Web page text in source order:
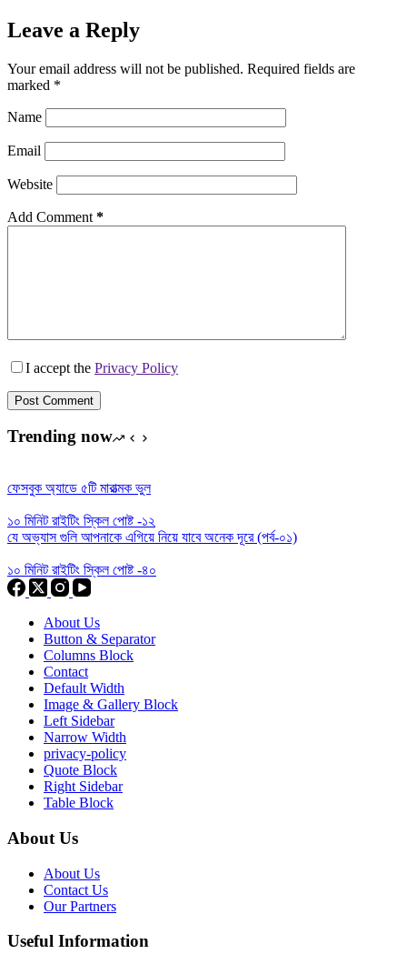
Leave a Reply
Your email address will not be published. Required fields are
marked *
Name
Email
Website
Add Comment *
I accept the Privacy Policy
Post Comment
Trending now
ফেসবুক অ্যাডে ৫টি মারাত্মক ভুল
১০ মিনিট রাইটিং স্কিল পোষ্ট -১২
যে অভ্যাস গুলি আপনাকে এগিয়ে নিয়ে যাবে অনেক দূরে (পর্ব-০১)
১০ মিনিট রাইটিং স্কিল পোষ্ট -৪০
About Us
Button & Separator
Columns Block
Contact
Default Width
Image & Gallery Block
Left Sidebar
Narrow Width
privacy-policy
Quote Block
Right Sidebar
Table Block
About Us
About Us
Contact Us
Our Partners
Useful Information